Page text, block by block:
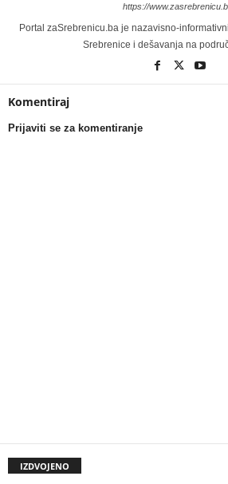
https://
Portal zaSrebrenicu.ba je nazavisno-
Srebrenice i dešavanja na
Komentiraj
Prijaviti se za komentiranje
IZDVOJENO